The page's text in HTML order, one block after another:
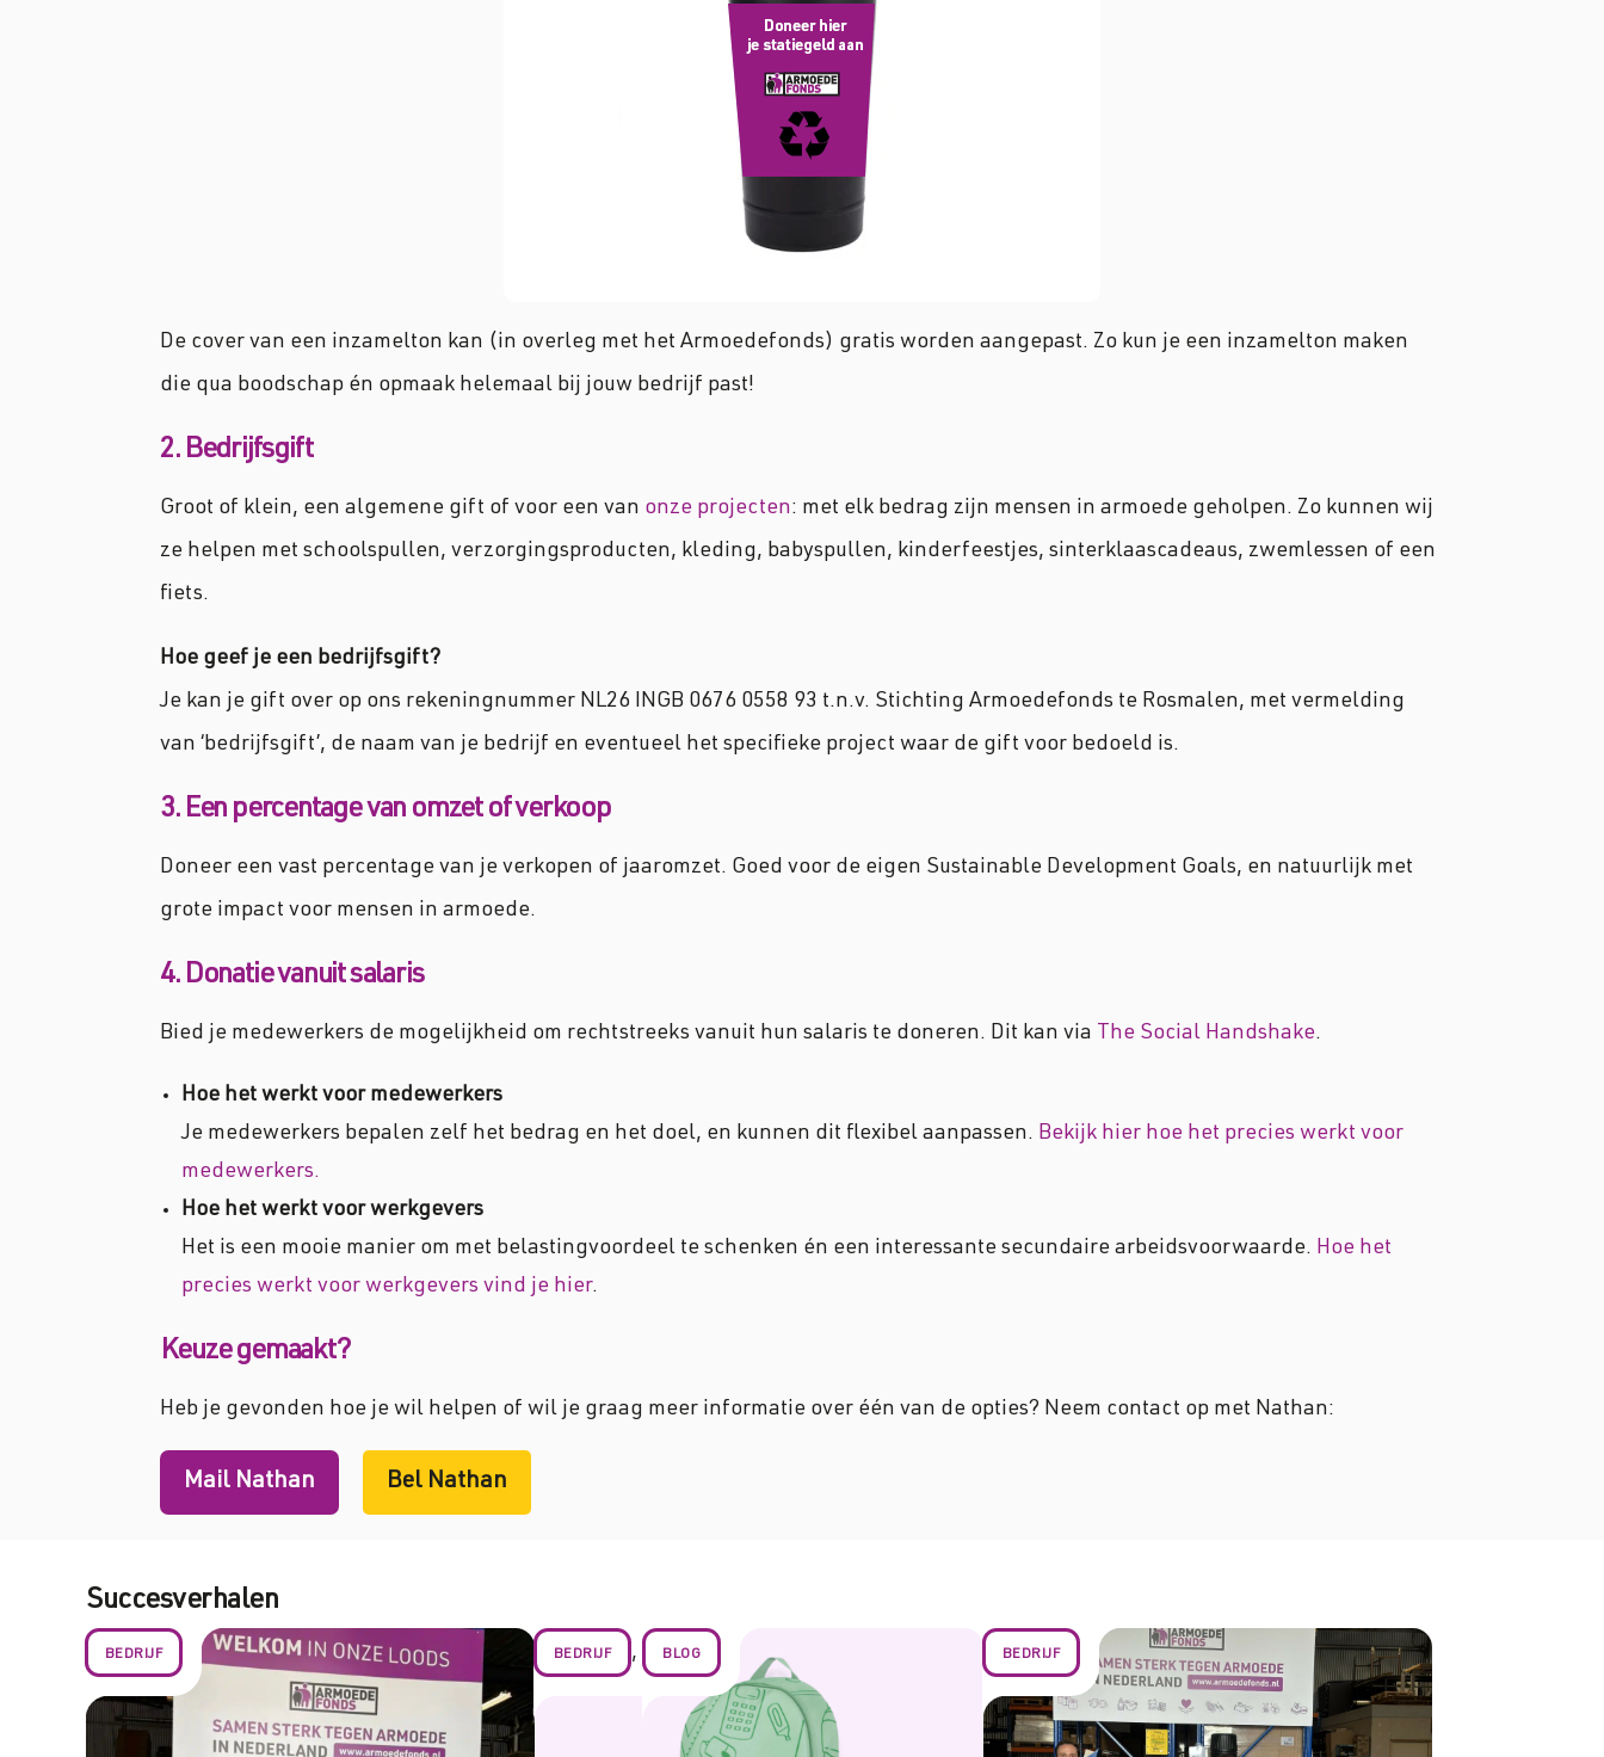
De cover van een inzamelton kan (in overleg met het Armoedefonds) gratis worden aangepast. Zo kun je een inzamelton maken
die qua boodschap én opmaak helemaal bij jouw bedrijf past!
2. Bedrijfsgift
Groot of klein, een algemene gift of voor een van onze projecten: met elk bedrag zijn mensen in armoede geholpen. Zo kunnen wij
ze helpen met schoolspullen, verzorgingsproducten, kleding, babyspullen, kinderfeestjes, sinterklaascadeaus, zwemlessen of een
fiets.
Hoe geef je een bedrijfsgift?
Je kan je gift over op ons rekeningnummer NL26 INGB 0676 0558 93 t.n.v. Stichting Armoedefonds te Rosmalen, met vermelding
van ‘bedrijfsgift’, de naam van je bedrijf en eventueel het specifieke project waar de gift voor bedoeld is.
3. Een percentage van omzet of verkoop
Doneer een vast percentage van je verkopen of jaaromzet. Goed voor de eigen Sustainable Development Goals, en natuurlijk met
grote impact voor mensen in armoede.
4. Donatie vanuit salaris
Bied je medewerkers de mogelijkheid om rechtstreeks vanuit hun salaris te doneren. Dit kan via The Social Handshake.
Hoe het werkt voor medewerkers
Je medewerkers bepalen zelf het bedrag en het doel, en kunnen dit flexibel aanpassen. Bekijk hier hoe het precies werkt voor
medewerkers.
Hoe het werkt voor werkgevers
Het is een mooie manier om met belastingvoordeel te schenken én een interessante secundaire arbeidsvoorwaarde. Hoe het
precies werkt voor werkgevers vind je hier.
Keuze gemaakt?
Heb je gevonden hoe je wil helpen of wil je graag meer informatie over één van de opties? Neem contact op met Nathan:
Mail Nathan Bel Nathan
Succesverhalen
BEDRIJF BEDRIJF , BLOG BEDRIJF